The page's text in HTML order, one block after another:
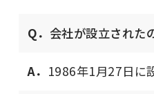
Q． 会社が設立された
A． 1986年1月27日に